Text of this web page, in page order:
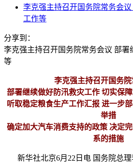
李克强主持召开国务院常务会
工作等
分享到：
李克强主持召开国务院常务会议 部署
等
李克强主持召开国务
部署继续做好防汛救灾工作 切实保
听取稳定粮食生产工作汇报 进一步
举措
确定加大汽车消费支持的政策 决定
系的措施
新华社北京6月22日电 国务院总理